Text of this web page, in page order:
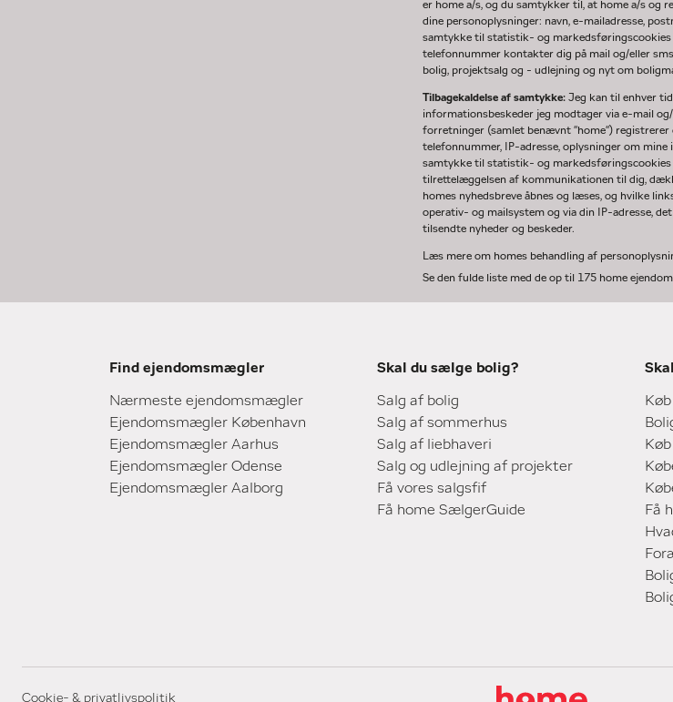
er home a/s, og du samtykker til, at home a/s og
dine personoplysninger: navn, e-mailadresse,
samtykke til statistik- og markedsføringscookies
telefonnummer kontakter dig på mail og/eller
bolig, projektsalg og - udlejning og nyt om
Tilbagekaldelse af samtykke:Jeg kan til enhver
informationsbeskeder jeg modtager via e-mail
forretninger (samlet benævnt "home") registrerer
telefonnummer, IP-adresse, oplysninger om
samtykke til statistik- og
tilrettelæggelsen af kommunikationen til dig,
homes nyhedsbreve åbnes og læses, og hvilke
operativ- og mailsystem og via din IP-adresse,
tilsendte nyheder og beskeder.
Læs mere om homes behandling af
Se den fulde liste med de op til 175 home
Find ejendomsmægler
Nærmeste ejendomsmægler
Ejendomsmægler København
Ejendomsmægler Aarhus
Ejendomsmægler Odense
Ejendomsmægler Aalborg
Skal du sælge bolig?
Salg af bolig
Salg af sommerhus
Salg af liebhaveri
Salg og udlejning af projekter
Få vores salgsfif
Få home SælgerGuide
Få
Cookie- & privatlivspolitik